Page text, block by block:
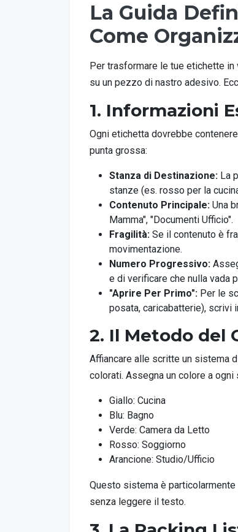
La Guida
Come
Per trasformare le tue etichette
su un pezzo di nastro adesivo.
1. Informazioni
Ogni etichetta dovrebbe
punta grossa:
Stanza di Destinazione: La
stanze (es. rosso per la
Contenuto Principale: Una
Mamma", "Documenti Ufficio".
Fragilità: Se il contenuto è
movimentazione.
Numero Progressivo:
e di verificare che nulla vada
"Aprire Per Primo": Per le
posata, caricabatterie), scrivi
2. Il Metodo del
Affiancare alle scritte un sistema
colorati. Assegna un colore a
Giallo: Cucina
Blu: Bagno
Verde: Camera da Letto
Rosso: Soggiorno
Arancione: Studio/Ufficio
Questo sistema è
senza leggere il testo.